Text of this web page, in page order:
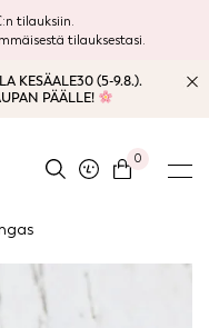
tilauksiin.
tilauksestasi.
KESÄALE30 (5-9.8.).
PÄÄLLE!
0